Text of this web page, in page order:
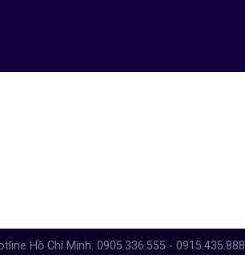
Hồ Chí Minh: 0905.336.555 - 0915.435.888